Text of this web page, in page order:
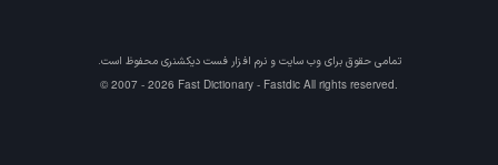
تمامی حقوق برای وب سایت و نرم افزارفست دیکشنری محفوظ است.
© 2007 - 2026 Fast Dictionary - Fastdic All rights reserved.